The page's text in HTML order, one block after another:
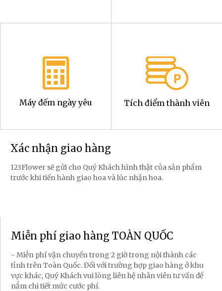
Máy đếm ngày yêu Tích điểm thành viên
Xác nhận giao hàng
123Flower sẽ gửi cho Quý Khách hình thật của sản phẩm
trước khi tiến hành giao hoa và lúc nhận hoa.
Miễn phí giao hàng TOÀN QUỐC
- Miễn phí vận chuyển trong 2 giờ trong nội thành các
tỉnh trên Toàn Quốc. Đối với trường hợp giao hàng ở khu
vực khác, Quý Khách vui lòng liên hệ nhân viên tư vấn để
nắm chi tiết mức cước phí.